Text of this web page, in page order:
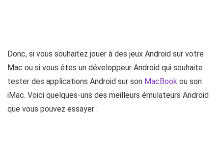
Donc, si vous souhaitez jouer à des jeux Android sur votre
Mac ou si vous êtes un développeur Android qui souhaite
tester des applications Android sur son MacBook ou son
iMac. Voici quelques-uns des meilleurs émulateurs Android
que vous pouvez essayer :